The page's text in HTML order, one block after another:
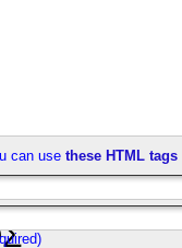
can use these HTML tags